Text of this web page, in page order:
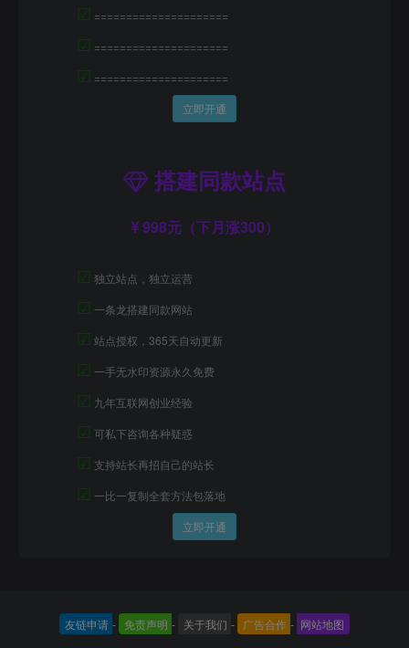
☑ =====================
☑ =====================
☑ =====================
立即开通
搭建同款站点
998元（下月涨300）
☑ 独立站点，独立运营
☑ 一条龙搭建同款网站
☑ 站点授权，365天自动更新
☑ 一手无水印资源永久免费
☑ 九年互联网创业经验
☑ 可私下咨询各种疑惑
☑ 支持站长再招自己的站长
☑ 一比一复制全套方法包落地
立即开通
友链申请 - 免责声明 - 关于我们 - 广告合作 - 网站地图